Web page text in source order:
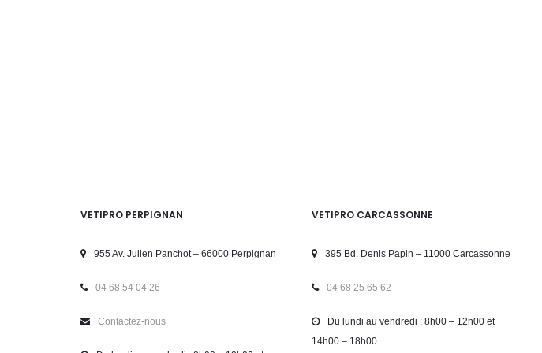
VETIPRO PERPIGNAN
955 Av. Julien Panchot – 66000 Perpignan
04 68 54 04 26
Contactez-nous
VETIPRO CARCASSONNE
395 Bd. Denis Papin – 11000 Carcassonne
04 68 25 65 62
Du lundi au vendredi : 8h00 – 12h00 et
14h00 – 18h00